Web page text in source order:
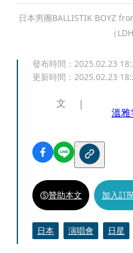
日本男團BALLISTIK BOYZ
（
發布時間： 2025.02.23
更新時間： 2025.02.23
文
溫雅
贊助本文 加入訂
日本 演唱會 日星